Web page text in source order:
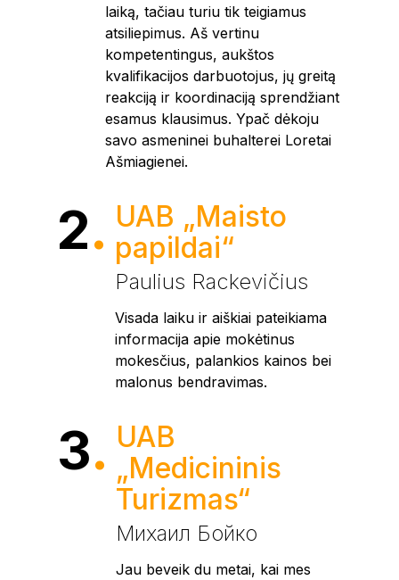
laiką, tačiau turiu tik teigiamus
atsiliepimus. Aš vertinu
kompetentingus, aukštos
kvalifikacijos darbuotojus, jų greitą
reakciją ir koordinaciją sprendžiant
esamus klausimus. Ypač dėkoju
savo asmeninei buhalterei Loretai
Ašmiagienei.
2. UAB „Maisto
papildai“
Paulius Rackevičius
Visada laiku ir aiškiai pateikiama
informacija apie mokėtinus
mokesčius, palankios kainos bei
malonus bendravimas.
3. UAB
„Medicininis
Turizmas“
Михаил Бойко
Jau beveik du metai, kai mes